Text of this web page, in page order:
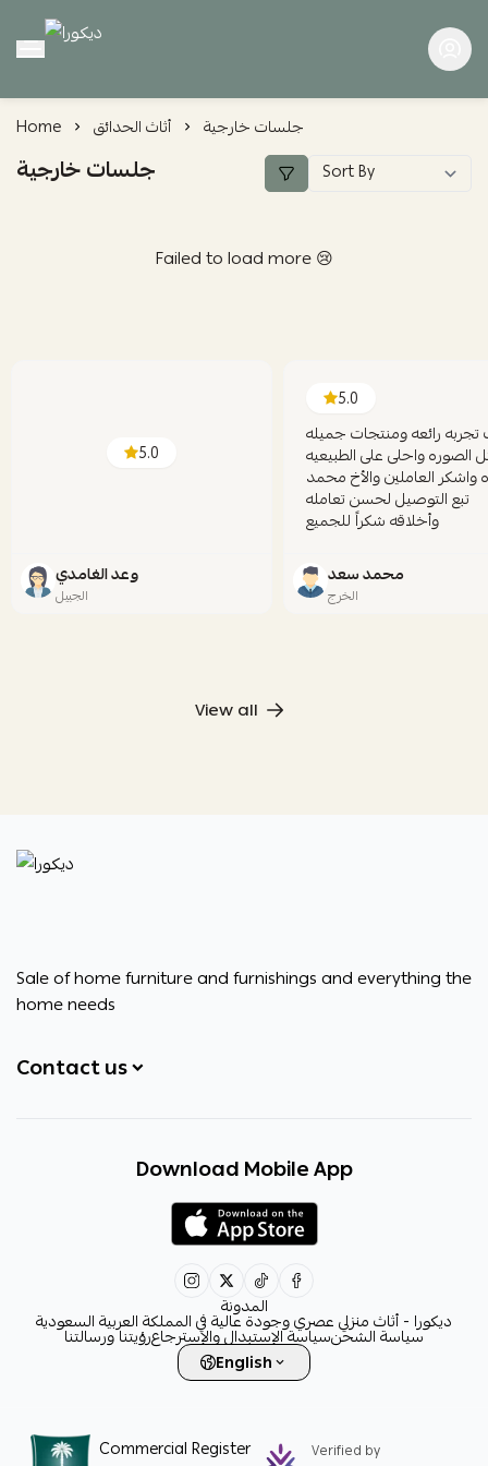
ديكورا
Home أثاث الحدائق جلسات خارجية
جلسات خارجية
Failed to load more 😢
5.0
وعد الغامدي
الجبيل
5.0
تجربه رائعه ومنتجات جميله
الصوره واحلى على الطبيعيه
العاملين والأخ محمد
تبع التوصيل لحسن تعامله
وأخلاقه شكراً للجميع
محمد سعد
الخرج
View all
ديكورا
Sale of home furniture and furnishings and everything the
home needs
Contact us
+966531828315
decora6586@gmail.com
Download Mobile App
المدونة
ديكورا - أثاث منزلي عصري وجودة عالية في المملكة العربية السعودية
رؤيتنا ورسالتناسياسة الإستبدال والإسترجاعسياسة الشحن
English
Commercial Register
Verified by